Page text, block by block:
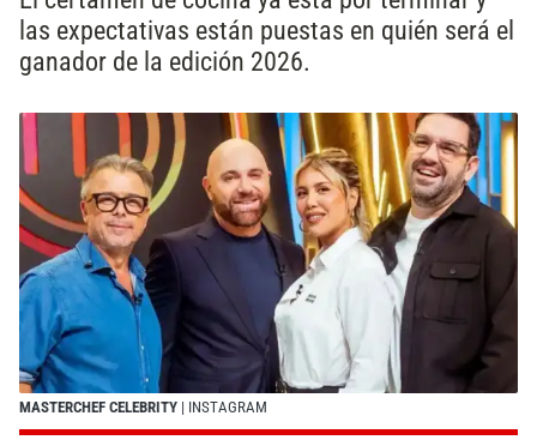
las expectativas están puestas en quién será el
ganador de la edición 2026.
MASTERCHEF CELEBRITY | INSTAGRAM